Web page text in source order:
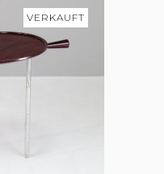
VERKAUFT